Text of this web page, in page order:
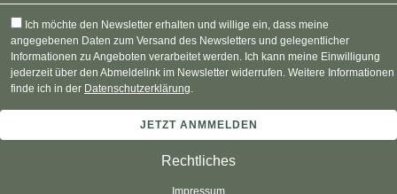
Ich möchte den Newsletter erhalten und willige ein, dass meine
angegebenen Daten zum Versand des Newsletters und gelegentlicher
Informationen zu Angeboten verarbeitet werden. Ich kann meine Einwilligung
jederzeit über den Abmeldelink im Newsletter widerrufen. Weitere Informationen
finde ich in der Datenschutzerklärung.
Rechtliches